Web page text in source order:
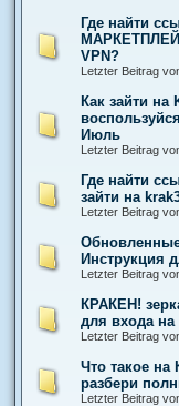
Где найти
VPN?
Letzter Beitrag
Как зайти на
Июль
Letzter Beitrag
Где найти
зайти на
Letzter Beitrag
Инструкция
Letzter Beitrag
КРАКЕН!
для входа на
Letzter Beitrag
Что такое
разбери
Letzter Beitrag